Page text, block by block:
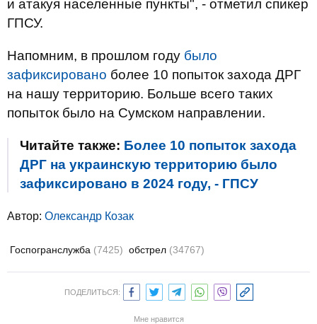
и атакуя населенные пункты", - отметил спикер
ГПСУ.
Напомним, в прошлом году было
зафиксировано более 10 попыток захода ДРГ
на нашу территорию. Больше всего таких
попыток было на Сумском направлении.
Читайте также: Более 10 попыток захода
ДРГ на украинскую территорию было
зафиксировано в 2024 году, - ГПСУ
Автор: Олександр Козак
Госпогранслужба (7425) обстрел (34767)
ПОДЕЛИТЬСЯ:
Мне нравится